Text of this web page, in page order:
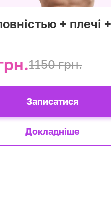
+ плечі +
1150 грн.
Докладніше
Записатися